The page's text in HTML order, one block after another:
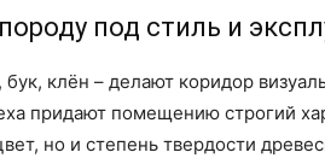
под стиль и
клён – делают коридор
придают помещению строгий
но и степень твердости